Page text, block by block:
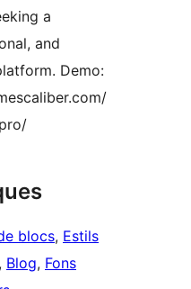
a
and
Demo:
blocs, Estils
, Blog, Fons